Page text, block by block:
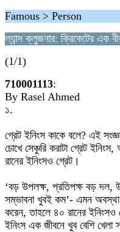
Famous > Person
ল্যান্স ক্লুজনার: ক্রিকেটের এক
(1/1)
710001113:
By Rasel Ahmed
১.
গ্রেট ইনিংস কাকে বলে? এই
চোখে সেঞ্চুরি করাটা গ্রেট
রানের ইনিংসও গ্রেট।
‘বড় উপলক্ষ, প্রতিপক্ষ বড় দল,
সম্ভাবনা খুবই কম’- এমন অবস্থা
করেন, তাহলে ৪০ রানের ইনিংসও
ইনিংস এক জীবনে খুব বেশি